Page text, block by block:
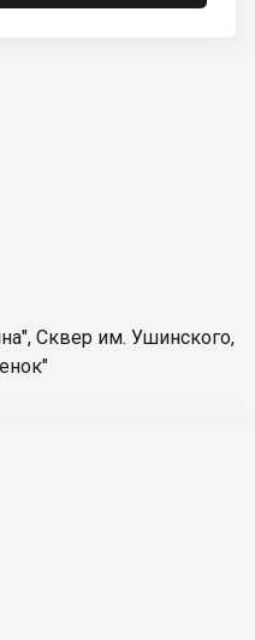
, Сквер им. Ушинского,